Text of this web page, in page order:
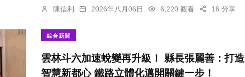
陳信利 2026年八月06日 6,220 觀看 16 分享
綜合新聞
雲林斗六加速蛻變再升級！ 縣長張麗善：打造
智慧新都心 鐵路立體化邁開關鍵一步！